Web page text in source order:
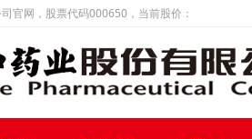
官网，股票代码000650，当前股价：